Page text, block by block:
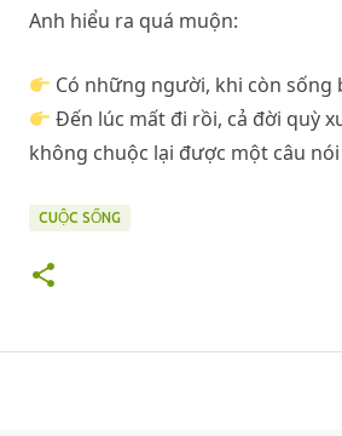
Anh hiểu ra quá muộn:
Có những người, khi còn sống
Đến lúc mất đi rồi, cả đời quỳ
không chuộc lại được một câu
CUỘC SỐNG